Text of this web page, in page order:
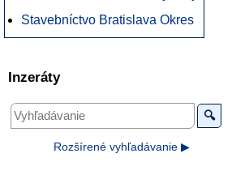
Stavebníctvo Bratislava Okres
Inzeráty
🔍
Rozšírené vyhľadávanie ▶